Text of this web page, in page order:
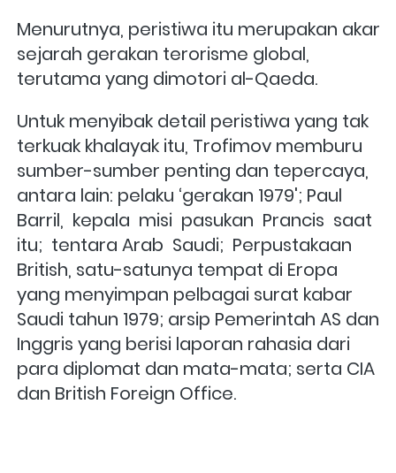
Menurutnya, peristiwa itu merupakan akar
sejarah gerakan terorisme global,
terutama yang dimotori al-Qaeda.
Untuk menyibak detail peristiwa yang tak
terkuak khalayak itu, Trofimov memburu
sumber-sumber penting dan tepercaya,
antara lain: pelaku ‘gerakan 1979'; Paul
Barril,  kepala  misi  pasukan  Prancis  saat
itu;  tentara Arab  Saudi;  Perpustakaan
British, satu-satunya tempat di Eropa
yang menyimpan pelbagai surat kabar
Saudi tahun 1979; arsip Pemerintah AS dan
Inggris yang berisi laporan rahasia dari
para diplomat dan mata-mata; serta CIA
dan British Foreign Office.